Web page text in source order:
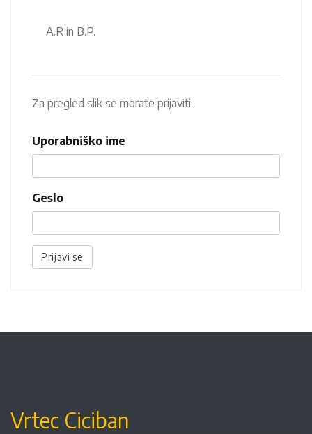
A.R in B.P.
Za pregled slik se morate prijaviti.
Uporabniško ime
Geslo
Prijavi se
Vrtec Ciciban